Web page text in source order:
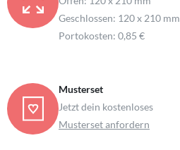
Geschlossen: 120 x 210 mm
Portokosten: 0,85 €
Musterset
Jetzt dein kostenloses
Musterset anfordern